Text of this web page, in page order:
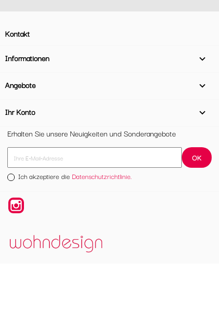
Kontakt
Informationen 
Angebote 
Ihr Konto

Erhalten Sie unsere Neuigkeiten und Sonderangebote
Ich akzeptiere die Datenschutzrichtlinie.